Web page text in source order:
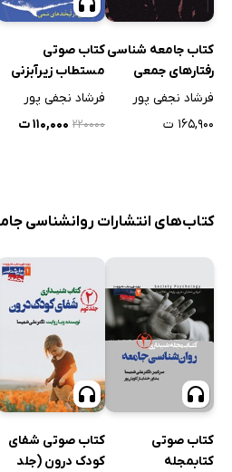
کتاب جامعه شناسی
رفتارهای جمعی
فرشاد نجفی پور
۱۶۵,۹۰۰ ت
کتاب صوتی
مستطاب زیرآبزنی
فرشاد نجفی پور
۲۲۰۰۰۰ ۱۱۰,۰۰۰ ت
کتاب‌های انتشارات روانشناسی
کتاب صوتی
کتابمجله
کتاب صوتی شفای
کودک درون (جلد